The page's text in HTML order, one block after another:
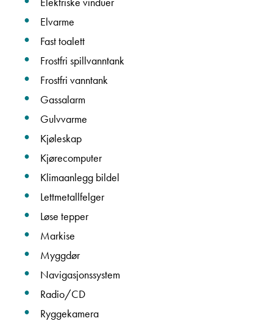
Elvarme
Fast toalett
Frostfri spillvanntank
Frostfri vanntank
Gassalarm
Gulvvarme
Kjøleskap
Kjørecomputer
Klimaanlegg bildel
Lettmetallfelger
Løse tepper
Markise
Myggdør
Navigasjonssystem
Radio/CD
Ryggekamera